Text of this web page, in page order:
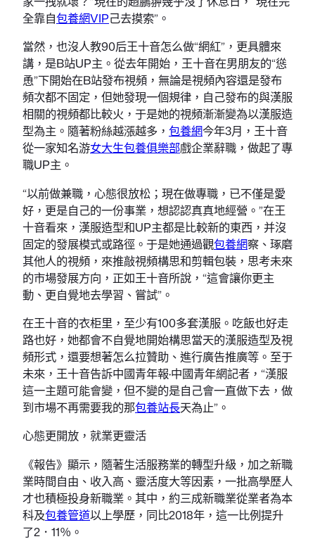
全靠自包養網VIP己去摸索”。
當然，也沒人教90后王十音怎么做“網紅”，更具體來
講，是B站UP主。從去年開始，王十音在男朋友的“慫
恿”下開始在B站發布視頻，無論是視頻內容還是發布
頻次都不固定，但她發現一個規律，自己發布的與漢服
相關的視頻都比較火，于是她的視頻漸漸變為以漢服造
型為主。隨著粉絲越漲越多， 包養網今年3月，王十音
從一家知名游女大生包養俱樂部戲企業辭職，做起了專
職UP主。
“以前做兼職，心態很放松；現在做專職，已不僅是愛
好，更是自己的一份事業，想認認真真地經營。”在王
十音看來，漢服造型和UP主都是比較新的東西，并沒
固定的發展模式或路徑。于是她通過觀包養網察、琢磨
其他人的視頻，來推敲視頻構思和剪輯包裝，思考未來
的市場發展方向，正如王十音所說，“這會讓你更主
動、更自覺地去學習、嘗試”。
在王十音的衣柜里，至少有100多套漢服。吃飯也好走
路也好，她都會不自覺地開始構思當天的漢服造型及視
頻形式，還要想著怎么拉贊助、進行廣告推廣等。至于
未來，王十音告訴中國青年報·中國青年網記者，“漢服
這一主題可能會變，但不變的是自己會一直做下去，做
到市場不再需要我的那包養站長天為止”。
心態更開放，就業更靈活
《報告》顯示，隨著生活服務業的轉型升級，加之新職
業時間自由、收入高、靈活度大等因素，一批高學歷人
才也積極投身新職業。其中，約三成新職業從業者為本
科及包養管道以上學歷，同比2018年，這一比例提升
了2．11％。